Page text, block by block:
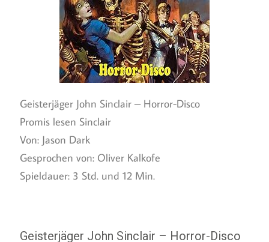
Geisterjäger John Sinclair – Horror-Disco
Promis lesen Sinclair
Von: Jason Dark
Gesprochen von: Oliver Kalkofe
Spieldauer: 3 Std. und 12 Min.
Geisterjäger John Sinclair – Horror-Disco